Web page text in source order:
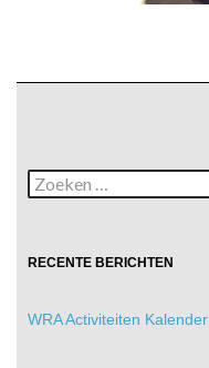
Zoeken
naar:
RECENTE BERICHTEN
WRA Activiteiten Kalender